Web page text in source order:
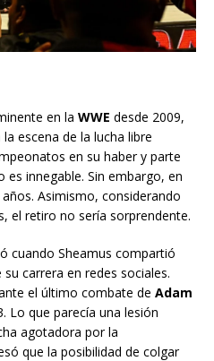
en la WWE desde 2009,
escena de la lucha libre
en su haber y parte
es innegable. Sin embargo, en
Asimismo, considerando
el retiro no sería sorprendente.
cuando Sheamus compartió
carrera en redes sociales.
el último combate de Adam
Lo que parecía una lesión
agotadora por la
que la posibilidad de colgar